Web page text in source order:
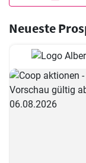
Neueste